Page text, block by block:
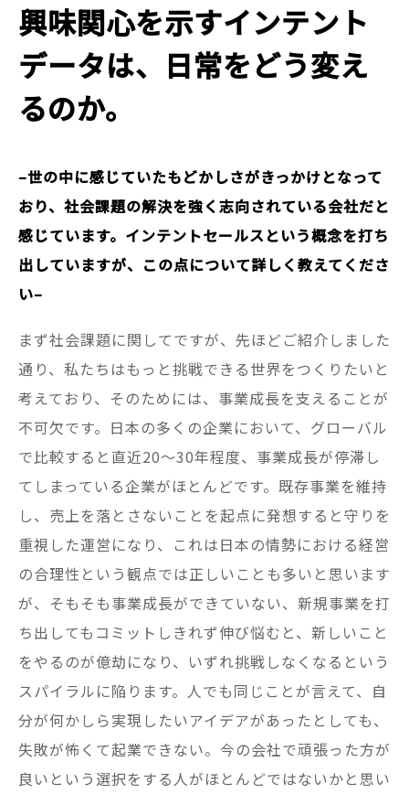
興味関心を示すインテント
データは、日常をどう変え
るのか。
–世の中に感じていたもどかしさがきっかけとなって
おり、社会課題の解決を強く志向されている会社だと
感じています。インテントセールスという概念を打ち
出していますが、この点について詳しく教えてくださ
い–
まず社会課題に関してですが、先ほどご紹介しました
通り、私たちはもっと挑戦できる世界をつくりたいと
考えており、そのためには、事業成長を支えることが
不可欠です。日本の多くの企業において、グローバル
で比較すると直近20～30年程度、事業成長が停滞し
てしまっている企業がほとんどです。既存事業を維持
し、売上を落とさないことを起点に発想すると守りを
重視した運営になり、これは日本の情勢における経営
の合理性という観点では正しいことも多いと思います
が、そもそも事業成長ができていない、新規事業を打
ち出してもコミットしきれず伸び悩むと、新しいこと
をやるのが億劫になり、いずれ挑戦しなくなるという
スパイラルに陥ります。人でも同じことが言えて、自
分が何かしら実現したいアイデアがあったとしても、
失敗が怖くて起業できない。今の会社で頑張った方が
良いという選択をする人がほとんどではないかと思い